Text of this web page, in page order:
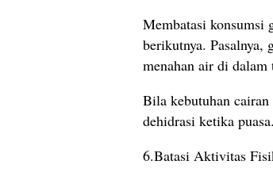
Membatasi konsumsi
berikutnya. Pasalnya,
menahan air di dalam
Bila kebutuhan
dehidrasi ketika puasa.
6.Batasi Aktivitas